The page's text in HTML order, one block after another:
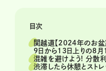
目次
関越道【2024年のお盆
9日から13日上りの8月
混雑を避けよう! 分散利
渋滞したら休憩とストレ